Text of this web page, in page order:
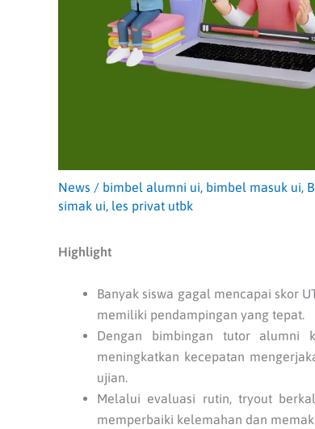
News / bimbel alumni ui, bimbel masuk ui,
simak ui, les privat utbk
Highlight
Banyak siswa gagal mencapai skor
memiliki pendampingan yang tepat.
Dengan bimbingan tutor alumni
meningkatkan kecepatan
ujian.
Melalui evaluasi rutin, tryout
memperbaiki kelemahan dan